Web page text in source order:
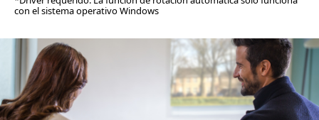
con el sistema operativo Windows